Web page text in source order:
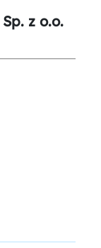
z o.o.